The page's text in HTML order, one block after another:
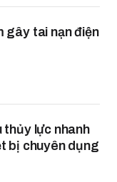
gây tai nạn điện
thủy lực nhanh
bị chuyên dụng